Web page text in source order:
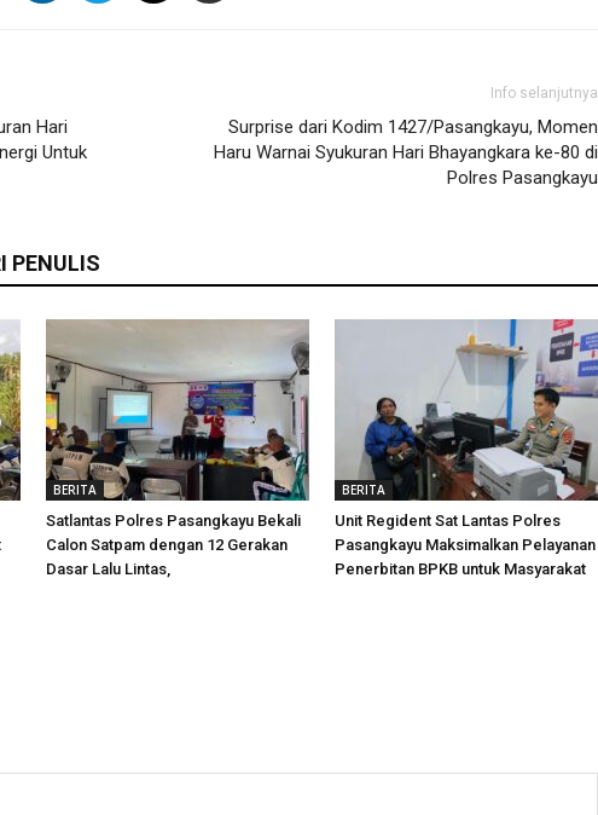
Hari
Untuk
Info selanjutnya
Surprise dari Kodim 1427/Pasangkayu, Momen
Haru Warnai Syukuran Hari Bhayangkara ke-80 di
Polres Pasangkayu
PENULIS
BERITA
Satlantas Polres Pasangkayu Bekali
Calon Satpam dengan 12 Gerakan
Dasar Lalu Lintas,
BERITA
Unit Regident Sat Lantas Polres
Pasangkayu Maksimalkan Pelayanan
Penerbitan BPKB untuk Masyarakat